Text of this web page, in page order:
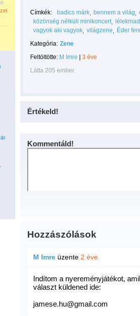
Címkék: badics márk bennem a világ
közönség nélküli minikoncert
vagyok aki vagyok világzene
Éder
Kategória: Zene
Feltöltötte: M Imre
3 éve
Látta 205 ember.
Értékeld!
Kommentáld!
Hozzászólások
M Imre üzente 2 éve
Indítom a nyereményjátékot,
választ küldened ide:
jamese.hu@gmail.com